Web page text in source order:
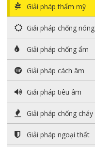
Giải pháp thẩm mỹ
Giải pháp chống nóng
Giải pháp chống ẩm
Giải pháp cách âm
Giải pháp tiêu âm
Giải pháp chống cháy
Giải pháp ngoại thất